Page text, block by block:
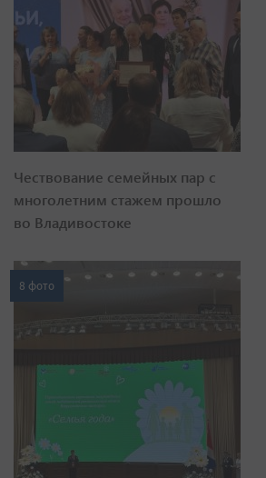
Чествование семейных пар с
многолетним стажем прошло
во Владивостоке
8 фото